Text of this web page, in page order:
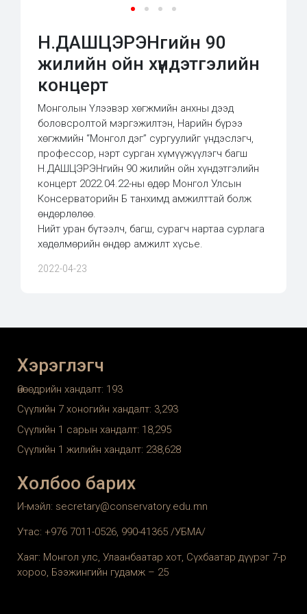
Н.ДАШЦЭРЭНгийн 90
жилийн ойн хүндэтгэлийн
концерт
Монголын Үлээвэр хөгжмийн анхны дээд
боловсролтой мэргэжилтэн, Нарийн бүрээ
хөгжмийн “Монгол дэг” сургуулийг үндэслэгч,
профессор, нэрт сурган хүмүүжүүлэгч багш
Н.ДАШЦЭРЭНгийн 90 жилийн ойн хүндэтгэлийн
концерт 2022.04.22-ны өдөр Монгол Улсын
Консерваторийн Б танхимд амжилттай болж
өндөрлөлөө.
Нийт уран бүтээлч, багш, сурагч нартаа сурлага
хөдөлмөрийн өндөр амжилт хүсье.
2022-04-23
Хэрэглэгч
Өнөөдрийн хандалт: 193
Сүүлийн 7 хоногийн хандалт: 3,293
Сүүлийн 1 сарын хандалт: 18,295
Сүүлийн 1 жилийн хандалт: 238,628
Холбоо барих
И-мэйл: secretary@conservatory.edu.mn
Утас: +976 7011-0526, 990-41365 /УБМА/
Хаяг: Монгол улс, Улаанбаатар хот, Сүхбаатар дүүрэг 7-р
хороо, Бээжингийн гудамж – 25